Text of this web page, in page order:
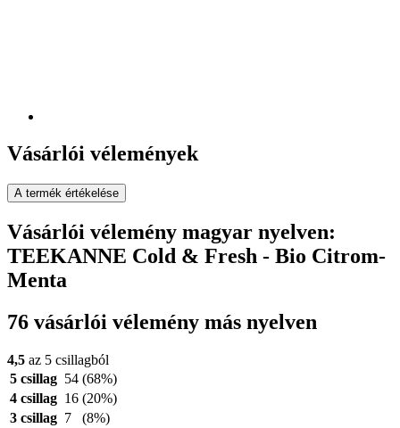
Vásárlói vélemények
A termék értékelése
Vásárlói vélemény magyar nyelven:
TEEKANNE Cold & Fresh - Bio Citrom-
Menta
76 vásárlói vélemény más nyelven
4,5 az 5 csillagból
5 csillag 54 (68%)
4 csillag 16 (20%)
3 csillag 7
(8%)